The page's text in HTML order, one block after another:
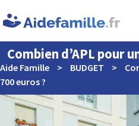
Combien d’APL pour
Aide Famille > BUDGET >
700 euros ?